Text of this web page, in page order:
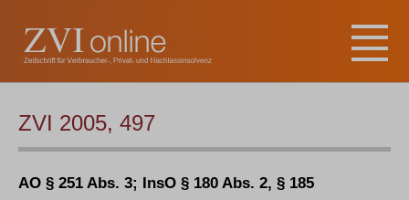
ZVI 2005, 497
AO § 251 Abs. 3; InsO § 180 Abs. 2, § 185